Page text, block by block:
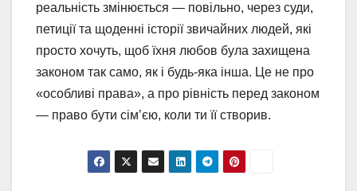
реальність змінюється — повільно, через суди,
петиції та щоденні історії звичайних людей, які
просто хочуть, щоб їхня любов була захищена
законом так само, як і будь-яка інша. Це не про
«особливі права», а про рівність перед законом
— право бути сім’єю, коли ти її створив.